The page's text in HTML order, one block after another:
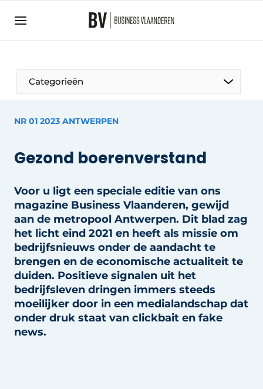
Bedrijven
Bedrijven
BedrijvenContactdagen
Direct contact
Home
Meest gelezen
Nieuwsbrief
Podcasts
Privacy / Cookie statement
Vacature aanmelden
Vacatures
Video’s
Categorieën
NR 01 2023 ANTWERPEN
Gezond boerenverstand
Voor u ligt een speciale editie van ons
magazine Business Vlaanderen, gewijd
aan de metropool Antwerpen. Dit blad zag
het licht eind 2021 en heeft als missie om
bedrijfsnieuws onder de aandacht te
brengen en de economische actualiteit te
duiden. Positieve signalen uit het
bedrijfsleven dringen immers steeds
moeilijker door in een medialandschap dat
onder druk staat van clickbait en fake
news.